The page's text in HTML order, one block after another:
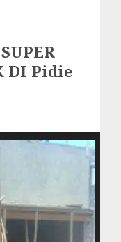
DI Pidie